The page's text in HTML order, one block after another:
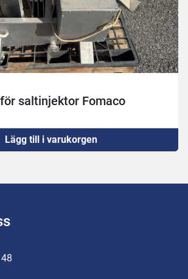
saltinjektor Fomaco
Lägg till i varukorgen